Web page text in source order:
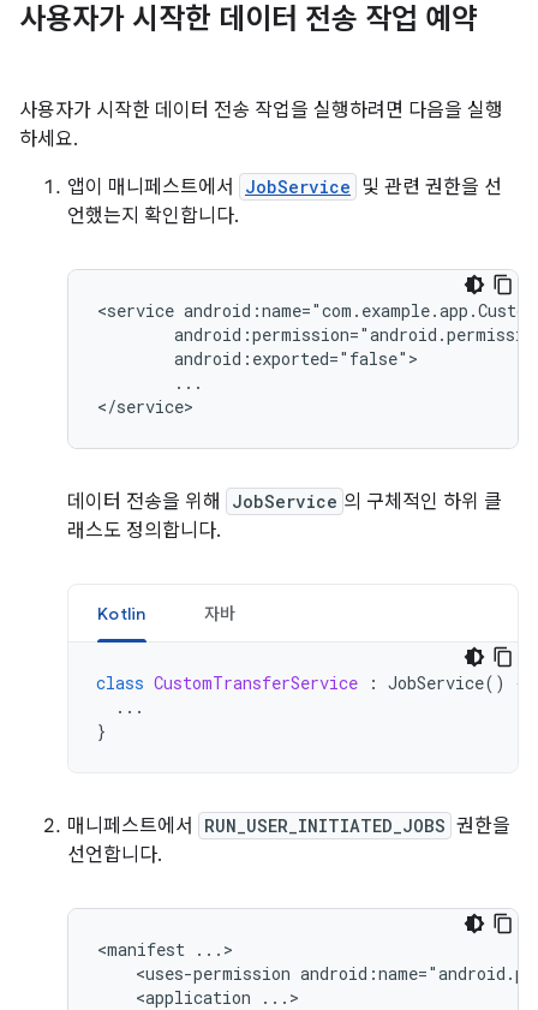
사용자가 시작한 데이터 전송 작업 예약
사용자가 시작한 데이터 전송 작업을 실행하려면 다음을 실행
하세요.
앱이 매니페스트에서
JobService 및 관련 권한을 선
언했는지 확인합니다.
<service
...
데이터 전송을 위해 JobService 의 구체적인 하위 클
래스도 정의합니다.
Kotlin 자바
class CustomTransferService : JobService()
{
...
}
매니페스트에서 RUN_USER_INITIATED_JOBS 권한을
선언합니다.
<manifest
<uses-permission
<application